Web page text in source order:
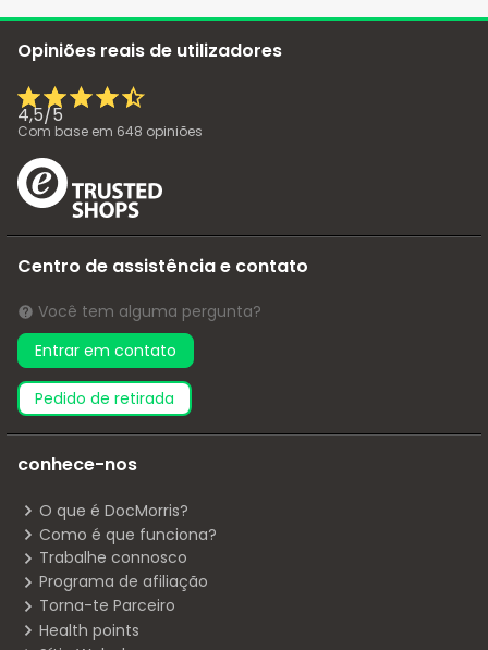
Opiniões reais de utilizadores
4,5/5
Com base em 648 opiniões
Centro de assistência e contato
Você tem alguma pergunta?
Entrar em contato
pedido de retirada
conhece-nos
O que é DocMorris?
Como é que funciona?
Trabalhe connosco
Programa de afiliação
Torna-te Parceiro
Health points